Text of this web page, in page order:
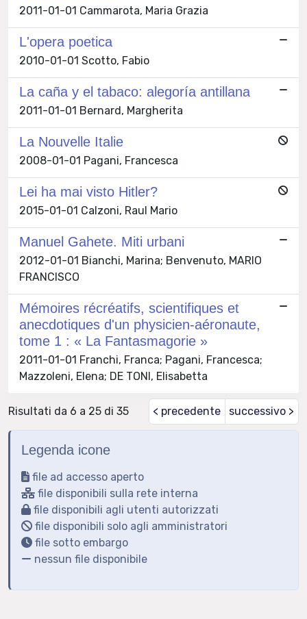
2011-01-01 Cammarota, Maria Grazia
L'opera poetica
2010-01-01 Scotto, Fabio
La caña y el tabaco: alegoría antillana
2011-01-01 Bernard, Margherita
La Nouvelle Italie
2008-01-01 Pagani, Francesca
Lei ha mai visto Hitler?
2015-01-01 Calzoni, Raul Mario
Manuel Gahete. Miti urbani
2012-01-01 Bianchi, Marina; Benvenuto, MARIO
FRANCISCO
Mémoires récréatifs, scientifiques et
anecdotiques d'un physicien-aéronaute,
tome 1 : « La Fantasmagorie »
2011-01-01 Franchi, Franca; Pagani, Francesca;
Mazzoleni, Elena; DE TONI, Elisabetta
Risultati da 6 a 25 di 35 < precedente successivo >
Legenda icone
file ad accesso aperto
file disponibili sulla rete interna
file disponibili agli utenti autorizzati
file disponibili solo agli amministratori
file sotto embargo
nessun file disponibile